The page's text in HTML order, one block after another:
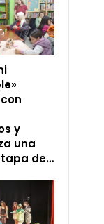
y
una
de…